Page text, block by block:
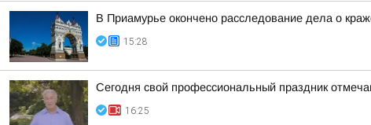
В Приамурье окончено расследование дела о
15:28
Сегодня свой профессиональный праздник
16:25